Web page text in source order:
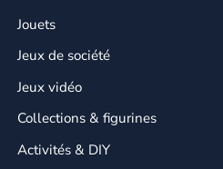
Jouets
Jeux de société
Jeux vidéo
Collections & figurines
Activités & DIY